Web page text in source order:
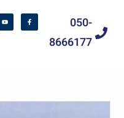
050-
8666177